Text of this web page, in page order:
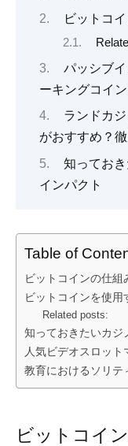
ビットコ
パッシブ
ーキングコイ
ランドカ
がおすすめ？徹
知ってお
インパクト
Table of
ビットコインの仕組
ビットコインを使用
Related posts:
知っておきたいカジ
人気ビデオスロット
教育におけるソリテ
ビットコイ